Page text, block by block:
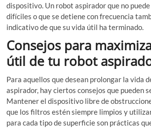
dispositivo. Un robot aspirador que no
difíciles o que se detiene con frecuencia
indicativo de que su vida útil ha terminado.
Consejos para
útil de tu robot
Para aquellos que desean prolongar la vida
aspirador, hay ciertos consejos que pueden
Mantener el dispositivo libre de
que los filtros estén siempre limpios y
para cada tipo de superficie son prácticas